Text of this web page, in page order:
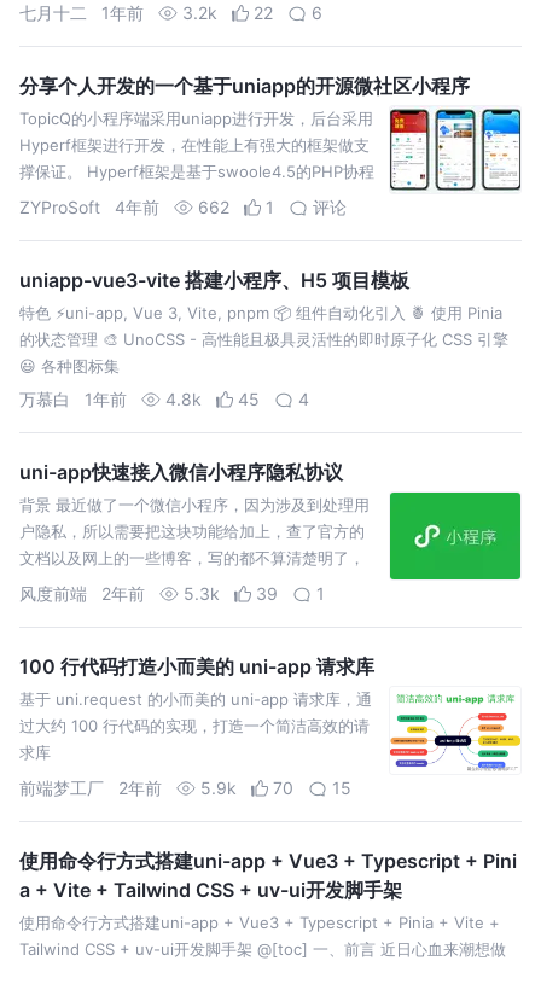
七月十二 1年前 3.2k 22 6
分享个人开发的一个基于uniapp的开源微社区小程序
TopicQ的小程序端采用uniapp进行开发，后台采用
Hyperf框架进行开发，在性能上有强大的框架做支
撑保证。 Hyperf框架是基于swoole4.5的PHP协程
框架，目前有越来越多的项目基于此
ZYProSoft 4年前 662 1 评论
uniapp-vue3-vite 搭建小程序、H5 项目模板
特色 ⚡️uni-app, Vue 3, Vite, pnpm 📦 组件自动化引入 🍍 使用 Pinia
的状态管理 🎨 UnoCSS - 高性能且极具灵活性的即时原子化 CSS 引擎
😃 各种图标集
万慕白 1年前 4.8k 45 4
uni-app快速接入微信小程序隐私协议
背景 最近做了一个微信小程序，因为涉及到处理用
户隐私，所以需要把这块功能给加上，查了官方的
文档以及网上的一些博客，写的都不算清楚明了，
有的是自己写弹窗，有的是用第三方的插件，搞起
风度前端 2年前 5.3k 39 1
100 行代码打造小而美的 uni-app 请求库
基于 uni.request 的小而美的 uni-app 请求库，通
过大约 100 行代码的实现，打造一个简洁高效的请
求库
前端梦工厂 2年前 5.9k 70 15
使用命令行方式搭建uni-app + Vue3 + Typescript + Pini
a + Vite + Tailwind CSS + uv-ui开发脚手架
使用命令行方式搭建uni-app + Vue3 + Typescript + Pinia + Vite +
Tailwind CSS + uv-ui开发脚手架 @[toc] 一、前言 近日心血来潮想做